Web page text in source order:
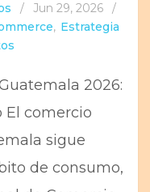
/ Jun 29, 2026
/
, Estrategia
2026:
El comercio
sigue
de consumo,